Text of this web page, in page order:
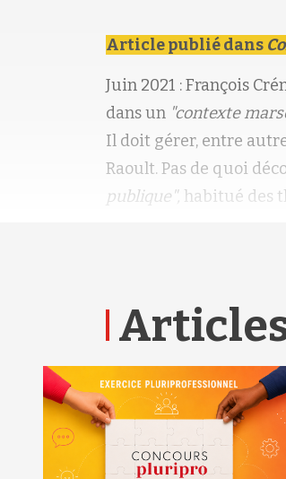
Article publié dans
Juin 2021 : François
dans un "contexte
Il doit gérer, entre
Raoult. Pas de quoi
publique", habitué des